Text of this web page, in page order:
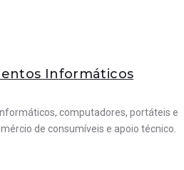
Informáticos
computadores, portáteis e
de consumíveis e apoio técnico.